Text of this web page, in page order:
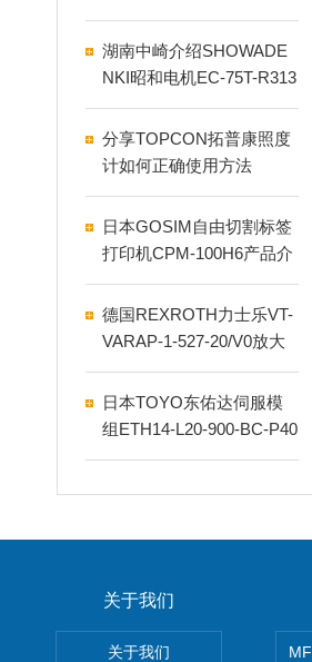
风机优缺点
湖南中崎介绍SHOWADE
NKI昭和电机EC-75T-R313
日常生活中的鼓风机
分享TOPCON拓普康照度
计如何正确使用方法
日本GOSIM自由切割标签
打印机CPM-100H6产品介
绍
德国REXROTH力士乐VT-
VARAP-1-527-20/V0放大
器
日本TOYO东佑达伺服模
组ETH14-L20-900-BC-P40
B-C4介绍
关于我们
关于我们